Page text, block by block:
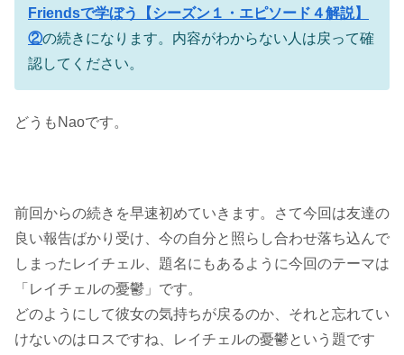
Friendsで学ぼう【シーズン１・エピソード４解説】
②の続きになります。内容がわからない人は戻って確
認してください。
どうもNaoです。
前回からの続きを早速初めていきます。さて今回は友達の
良い報告ばかり受け、今の自分と照らし合わせ落ち込んで
しまったレイチェル、題名にもあるように今回のテーマは
「レイチェルの憂鬱」です。
どのようにして彼女の気持ちが戻るのか、それと忘れてい
けないのはロスですね、レイチェルの憂鬱という題です